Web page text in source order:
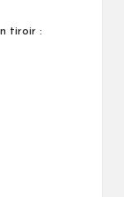
tiroir :